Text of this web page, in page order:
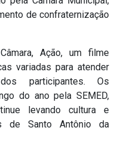
de confraternização
Ação, um filme
variadas para atender
participantes. Os
do ano pela SEMED,
levando cultura e
de Santo Antônio da